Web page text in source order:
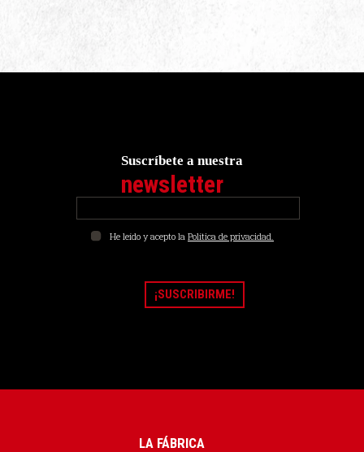
Suscríbete a nuestra
newsletter
He leído y acepto la Política de privacidad.
LA FÁBRICA